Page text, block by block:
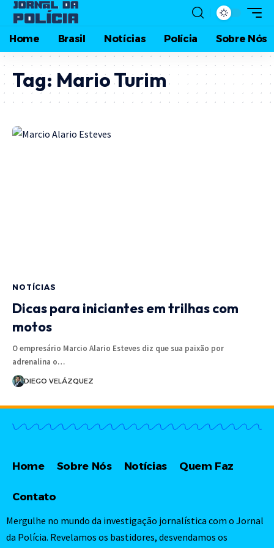
Home Brasil Notícias Polícia Sobre Nós
Tag: Mario Turim
NOTÍCIAS
Dicas para iniciantes em trilhas com
motos
O empresário Marcio Alario Esteves diz que sua paixão por
adrenalina o…
DIEGO VELÁZQUEZ
Home Sobre Nós Notícias Quem Faz
Contato
Mergulhe no mundo da investigação jornalística com o Jornal
da Polícia. Revelamos os bastidores, desvendamos os